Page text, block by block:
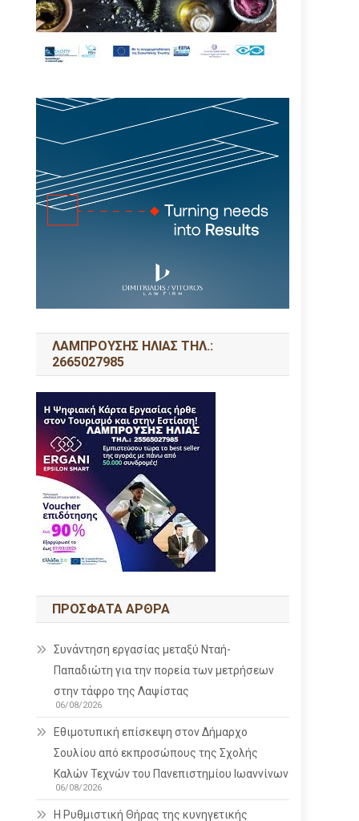
ΛΑΜΠΡΟΥΣΗΣ ΗΛΙΑΣ ΤΗΛ.:
2665027985
ΠΡΌΣΦΑΤΑ ΆΡΘΡΑ
Συνάντηση εργασίας μεταξύ Νταή-
Παπαδιώτη για την πορεία των μετρήσεων
στην τάφρο της Λαψίστας
06/08/2026
Εθιμοτυπική επίσκεψη στον Δήμαρχο
Σουλίου από εκπροσώπους της Σχολής
Καλών Τεχνών του Πανεπιστημίου Ιωαννίνων
06/08/2026
Η Ρυθμιστική Θήρας της κυνηγετικής